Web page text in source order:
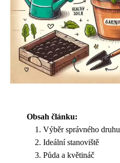
Obsah článku:
Výběr správného druhu
Ideální stanoviště
Půda a květináč